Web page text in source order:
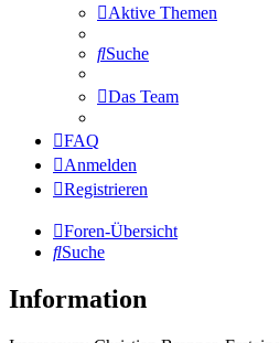
Aktive Themen
Suche
Das Team
FAQ
Anmelden
Registrieren
Foren-Übersicht
Suche
Information